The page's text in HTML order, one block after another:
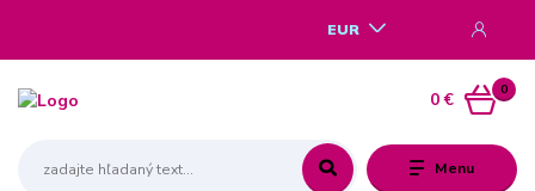
Menu
EUR
0
0 €